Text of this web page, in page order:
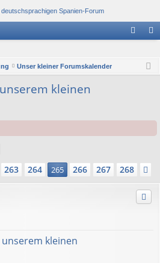
n
ist
n
Unser kleiner Forumskalender
kleinen
268
263 264 265 266 267 268
unserem kleinen